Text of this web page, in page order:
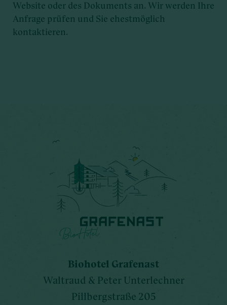
Website oder des Dokuments an. Wir werden Ihre
Anfrage prüfen und Sie ehestmöglich
kontaktieren.
Biohotel Grafenast
Waltraud & Peter Unterlechner
Pillbergstraße 205